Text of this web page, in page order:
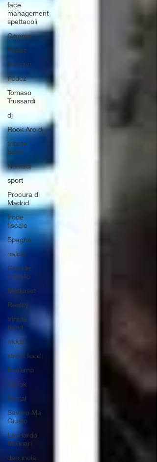
face
management
spettacoli
Cinema
Fedez
divorzio
Fedez
Tomaso
Trussardi
dj
Rock Aro dj
tribute
band
Nomadi
sport
Procura di
Madrid
frode
fiscale
Spagna
calcio
Grande
Fratello
Mediaset
Reality
tribute
band
moda
street food
Bullismo
TikTok
Social
Severo Ma
Giusto
Leonardo
Molinari
denuncia